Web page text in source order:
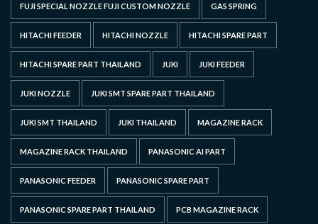
FUJI SPECIAL NOZZLE FUJI CUSTOM NOZZLE GAS SPRING
HITACHI FEEDER HITACHI NOZZLE HITACHI SPARE PART
HITACHI SPARE PART THAILAND JUKI JUKI FEEDER
JUKI NOZZLE JUKI SMT SPARE PART THAILAND
JUKI SMT THAILAND JUKI THAILAND MAGAZINE RACK
MAGAZINE RACK THAILAND PANASONIC AI PART
PANASONIC FEEDER PANASONIC SPARE PART
PANASONIC SPARE PART THAILAND PCB MAGAZINE RACK